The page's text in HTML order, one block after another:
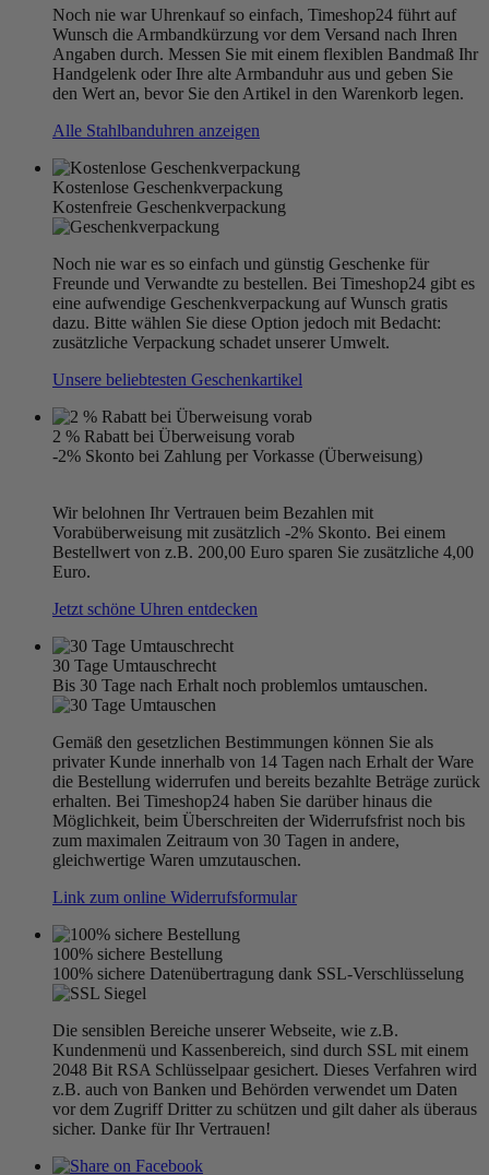
Noch nie war Uhrenkauf so einfach, Timeshop24 führt auf
Wunsch die Armbandkürzung vor dem Versand nach Ihren
Angaben durch. Messen Sie mit einem flexiblen Bandmaß Ihr
Handgelenk oder Ihre alte Armbanduhr aus und geben Sie
den Wert an, bevor Sie den Artikel in den Warenkorb legen.
Alle Stahlbanduhren anzeigen
Kostenlose Geschenkverpackung
Kostenfreie Geschenkverpackung
Noch nie war es so einfach und günstig Geschenke für
Freunde und Verwandte zu bestellen. Bei Timeshop24 gibt es
eine aufwendige Geschenkverpackung auf Wunsch gratis
dazu. Bitte wählen Sie diese Option jedoch mit Bedacht:
zusätzliche Verpackung schadet unserer Umwelt.
Unsere beliebtesten Geschenkartikel
2 % Rabatt bei Überweisung vorab
-2% Skonto bei Zahlung per Vorkasse (Überweisung)
Wir belohnen Ihr Vertrauen beim Bezahlen mit
Vorabüberweisung mit zusätzlich -2% Skonto. Bei einem
Bestellwert von z.B. 200,00 Euro sparen Sie zusätzliche 4,00
Euro.
Jetzt schöne Uhren entdecken
30 Tage Umtauschrecht
Bis 30 Tage nach Erhalt noch problemlos umtauschen.
Gemäß den gesetzlichen Bestimmungen können Sie als
privater Kunde innerhalb von 14 Tagen nach Erhalt der Ware
die Bestellung widerrufen und bereits bezahlte Beträge zurück
erhalten. Bei Timeshop24 haben Sie darüber hinaus die
Möglichkeit, beim Überschreiten der Widerrufsfrist noch bis
zum maximalen Zeitraum von 30 Tagen in andere,
gleichwertige Waren umzutauschen.
Link zum online Widerrufsformular
100% sichere Bestellung
100% sichere Datenübertragung dank SSL-Verschlüsselung
Die sensiblen Bereiche unserer Webseite, wie z.B.
Kundenmenü und Kassenbereich, sind durch SSL mit einem
2048 Bit RSA Schlüsselpaar gesichert. Dieses Verfahren wird
z.B. auch von Banken und Behörden verwendet um Daten
vor dem Zugriff Dritter zu schützen und gilt daher als überaus
sicher. Danke für Ihr Vertrauen!